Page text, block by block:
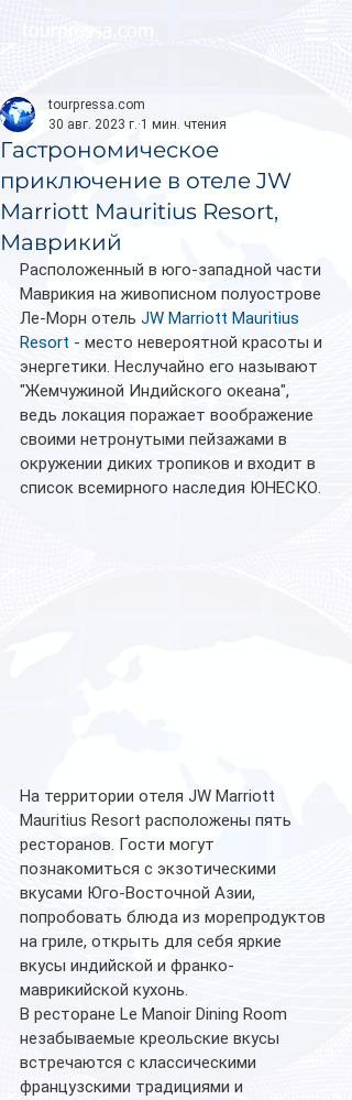
Гастрономическое
приключение в отеле JW
Marriott Mauritius Resort,
Маврикий
tourpressa.com
30 авг. 2023 г. 1 мин. чтения
Расположенный в юго-западной части
Маврикия на живописном полуострове
Ле-Морн отель JW Marriott Mauritius
Resort - место невероятной красоты и
энергетики. Неслучайно его называют
"Жемчужиной Индийского океана",
ведь локация поражает воображение
своими нетронутыми пейзажами в
окружении диких тропиков и входит в
список всемирного наследия ЮНЕСКО.
На территории отеля JW Marriott
Mauritius Resort расположены пять
ресторанов. Гости могут
познакомиться с экзотическими
вкусами Юго-Восточной Азии,
попробовать блюда из морепродуктов
на гриле, открыть для себя яркие
вкусы индийской и франко-
маврикийской кухонь.
В ресторане Le Manoir Dining Room
незабываемые креольские вкусы
встречаются с классическими
французскими традициями и